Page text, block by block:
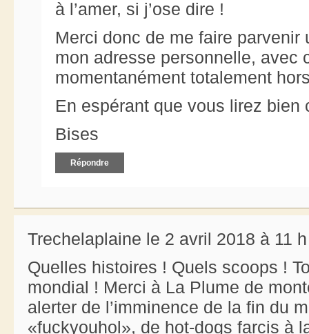
à l’amer, si j’ose dire !
Merci donc de me faire
mon adresse personnelle, avec
momentanément totalement
En espérant que vous lirez
Bises
Répondre
Trechelaplaine le 2 avril 2018 à 11
Quelles histoires ! Quels scoops !
mondial ! Merci à La Plume de
alerter de l’imminence de la fin du
«fuckyouhol», de hot-dogs farcis à